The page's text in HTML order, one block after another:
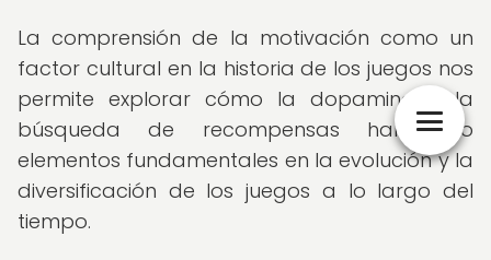
La comprensión de la motivación como un
factor cultural en la historia de los juegos nos
permite explorar cómo la dopamina y la
búsqueda de recompensas han sido
elementos fundamentales en la evolución y la
diversificación de los juegos a lo largo del
tiempo.